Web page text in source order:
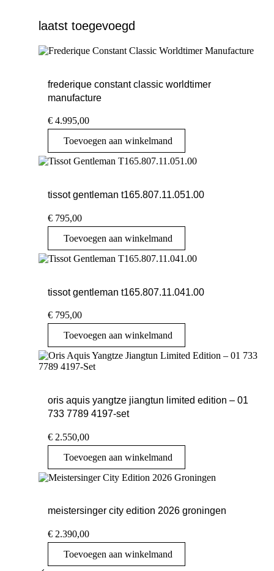
laatst toegevoegd
frederique constant classic worldtimer
manufacture
€ 4.995,00
Toevoegen aan winkelmand
tissot gentleman t165.807.11.051.00
€ 795,00
Toevoegen aan winkelmand
tissot gentleman t165.807.11.041.00
€ 795,00
Toevoegen aan winkelmand
oris aquis yangtze jiangtun limited edition – 01
733 7789 4197-set
€ 2.550,00
Toevoegen aan winkelmand
meistersinger city edition 2026 groningen
€ 2.390,00
Toevoegen aan winkelmand